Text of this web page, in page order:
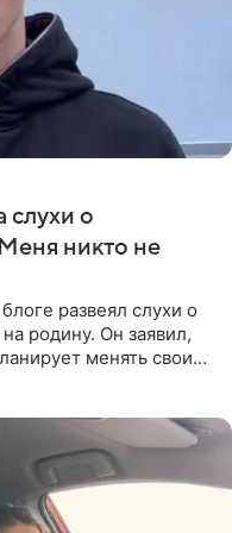
слухи о
никто не
развеял слухи о
родину. Он заявил,
менять свои